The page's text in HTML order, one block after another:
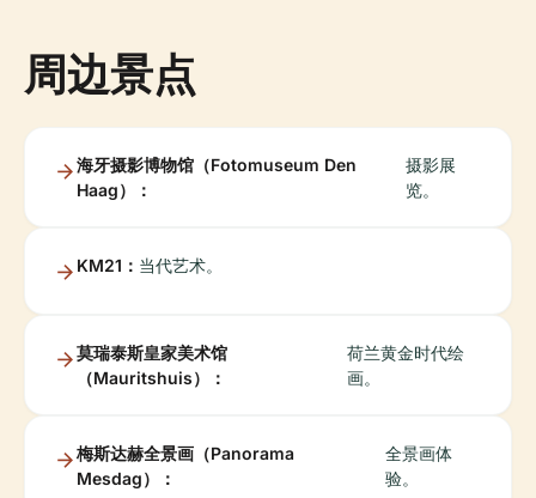
周边景点
海牙摄影博物馆（Fotomuseum Den
Haag）：
摄影展
览。
KM21： 当代艺术。
莫瑞泰斯皇家美术馆
（Mauritshuis）：
荷兰黄金时代绘
画。
梅斯达赫全景画（Panorama
Mesdag）：
全景画体
验。